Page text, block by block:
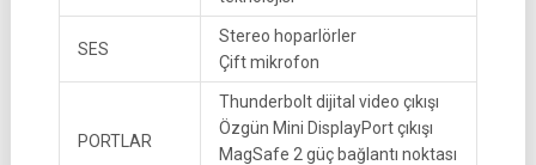
SES
Stereo hoparlörler
Çift mikrofon
PORTLAR
Thunderbolt dijital video çıkışı
Özgün Mini DisplayPort çıkışı
MagSafe 2 güç bağlantı noktası